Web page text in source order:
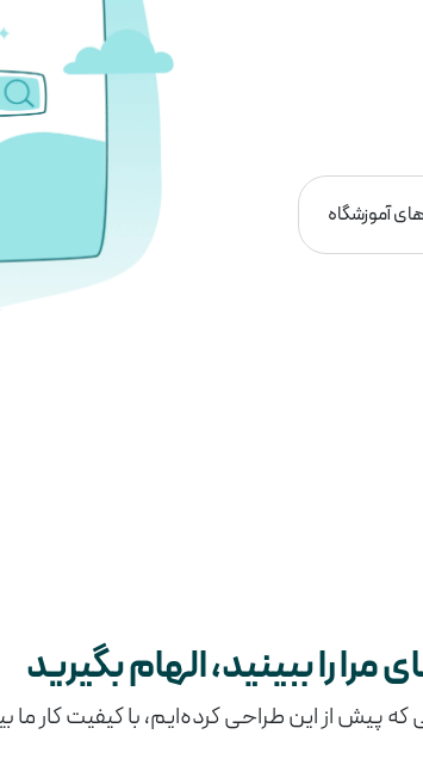
آموزشگاه
مرا را ببینید، الهام بگیرید
از این طراحی کرده‌ایم، با کیفیت کار ما